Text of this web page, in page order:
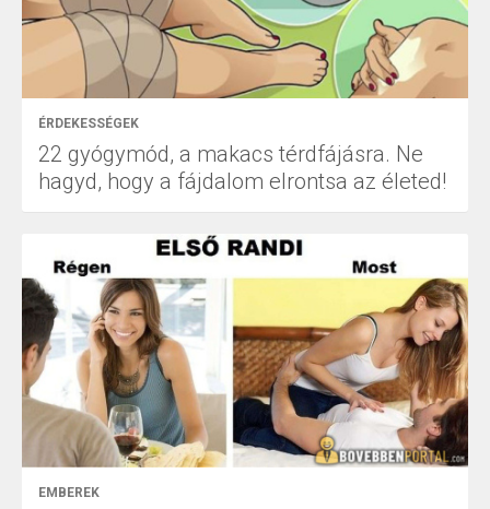
ÉRDEKESSÉGEK
22 gyógymód, a makacs térdfájásra. Ne
hagyd, hogy a fájdalom elrontsa az életed!
EMBEREK